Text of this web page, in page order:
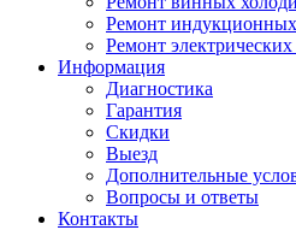
Ремонт
Ремонт
Информация
Диагностика
Гарантия
Скидки
Выезд
Дополнительные
Вопросы и ответы
Контакты